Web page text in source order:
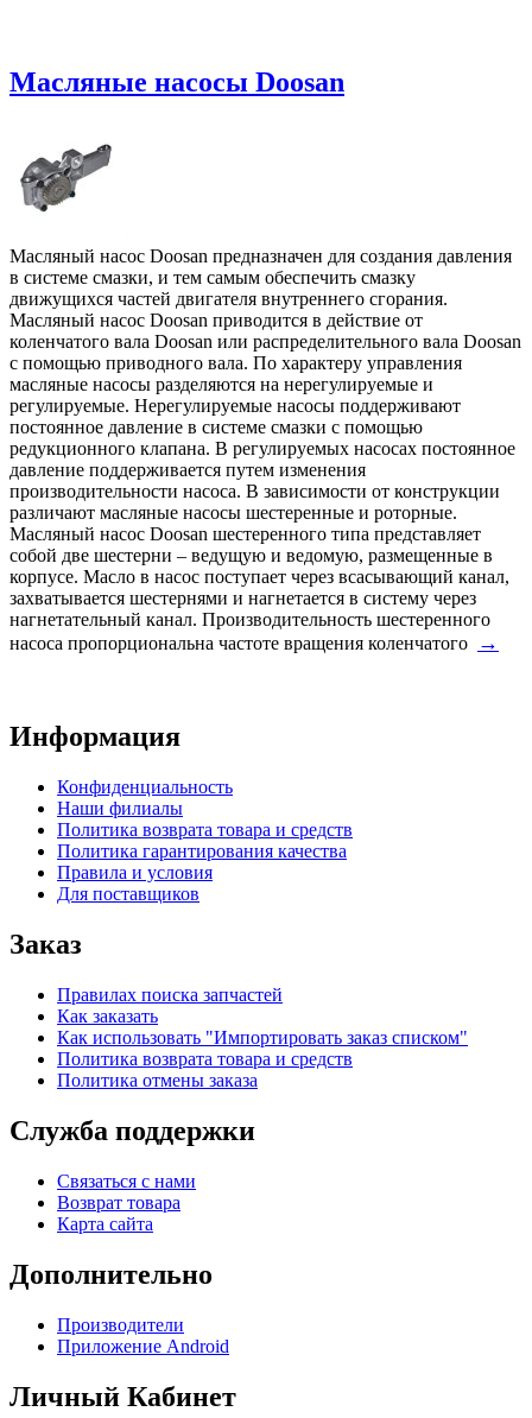
Масляные насосы Doosan
Масляный насос Doosan предназначен для создания давления
в системе смазки, и тем самым обеспечить смазку
движущихся частей двигателя внутреннего сгорания.
Масляный насос Doosan приводится в действие от
коленчатого вала Doosan или распределительного вала Doosan
с помощью приводного вала. По характеру управления
масляные насосы разделяются на нерегулируемые и
регулируемые. Нерегулируемые насосы поддерживают
постоянное давление в системе смазки с помощью
редукционного клапана. В регулируемых насосах постоянное
давление поддерживается путем изменения
производительности насоса. В зависимости от конструкции
различают масляные насосы шестеренные и роторные.
Масляный насос Doosan шестеренного типа представляет
собой две шестерни – ведущую и ведомую, размещенные в
корпусе. Масло в насос поступает через всасывающий канал,
захватывается шестернями и нагнетается в систему через
нагнетательный канал. Производительность шестеренного
насоса пропорциональна частоте вращения коленчатого
→
Информация
Конфиденциальность
Наши филиалы
Политика возврата товара и средств
Политика гарантирования качества
Правила и условия
Для поставщиков
Заказ
Правилах поиска запчастей
Как заказать
Как использовать "Импортировать заказ списком"
Политика возврата товара и средств
Политика отмены заказа
Служба поддержки
Связаться с нами
Возврат товара
Карта сайта
Дополнительно
Производители
Приложение Android
Личный Кабинет